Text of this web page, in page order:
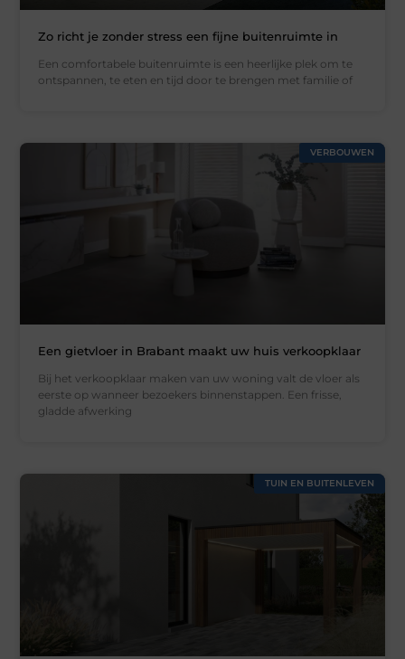
Zo richt je zonder stress een fijne buitenruimte in
Een comfortabele buitenruimte is een heerlijke plek om te
ontspannen, te eten en tijd door te brengen met familie of
VERBOUWEN
Een gietvloer in Brabant maakt uw huis verkoopklaar
Bij het verkoopklaar maken van uw woning valt de vloer als
eerste op wanneer bezoekers binnenstappen. Een frisse,
gladde afwerking
TUIN EN BUITENLEVEN